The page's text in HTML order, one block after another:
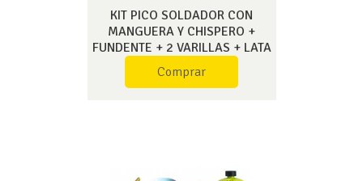
KIT PICO SOLDADOR CON
MANGUERA Y CHISPERO +
FUNDENTE + 2 VARILLAS + LATA
Comprar